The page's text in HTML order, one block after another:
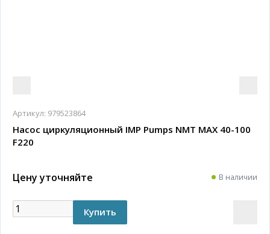
Артикул: 979523864
Насос циркуляционный IMP Pumps NMT MAX 40-100
F220
Цену уточняйте В наличии